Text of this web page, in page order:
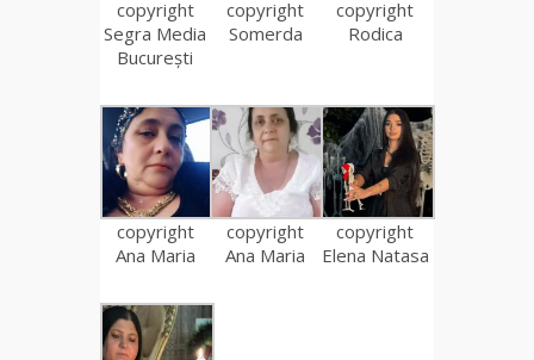
copyright
Segra Media
București
copyright
Somerda
copyright
Rodica
copyright
Ana Maria
copyright
Ana Maria
copyright
Elena Natasa